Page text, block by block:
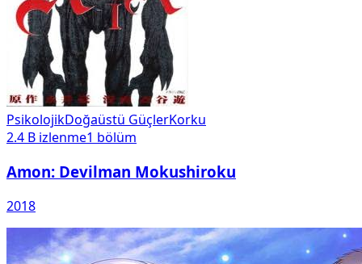
PsikolojikDoğaüstü GüçlerKorku
2.4 B izlenme1 bölüm
Amon: Devilman Mokushiroku
2018